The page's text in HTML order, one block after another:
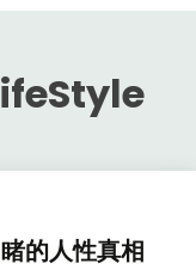
的人性真相